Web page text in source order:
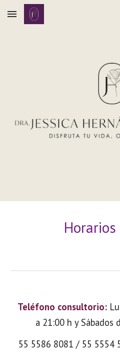
Skip to main content
Teléfono consultorio:
a 21:00 h y Sábados
55 5586 8081 / 55 5554